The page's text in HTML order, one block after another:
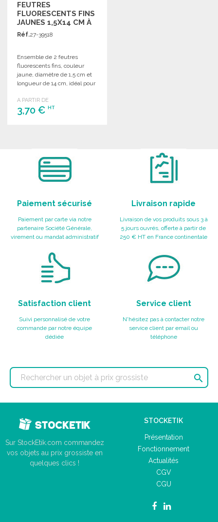
FEUTRES
FLUORESCENTS FINS
JAUNES 1,5X14 CM À
PRIX DE GROS
Réf.27-39518
Ensemble de 2 feutres
fluorescents fins, couleur
jaune, diamètre de 1,5 cm et
longueur de 14 cm, idéal pour
A PARTIR DE
3,70 € HT
Paiement sécurisé
Paiement par carte via notre
partenaire Société Générale,
virement ou mandat administratif
Livraison rapide
Livraison de vos produits sous 3 à
5 jours ouvrés, offerte à partir de
250 € HT en France continentale
Satisfaction client
Suivi personnalisé de votre
commande par notre équipe
dédiée
Service client
N'hésitez pas à contacter notre
service client par email ou
téléphone

Sur StockEtik.com commandez
vos objets au prix grossiste en
quelques clics !
STOCKETIK
Présentation
Fonctionnement
Actualités
CGV
CGU